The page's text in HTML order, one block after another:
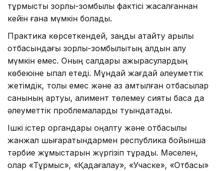
тұрмыстық зорлық-зомбылық фактісі жасалғаннан
кейін ғана мүмкін болады.
Практика көрсеткендей, заңды қатайту арқылы
отбасындағы зорлық-зомбылықтың алдын алу
мүмкін емес. Оның салдары ажырасулардың
көбеюіне ықпал етеді. Мұндай жағдай әлеуметтік
жетімдік, толық емес және аз қамтылған отбасылар
санының артуы, алимент төлемеу сияқты басқа да
әлеуметтік проблемаларды туындатады.
Ішкі істер органдары оңалту және отбасылық
жанжал шығаратындармен республика бойынша
тәрбие жұмыстарын жүргізіп тұрады. Мәселен,
олар «Тұрмыс», «Қадағалау», «Учаске», «Отбасы»